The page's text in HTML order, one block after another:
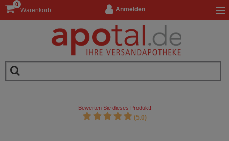
Anmelden
Warenkorb
0
Bewerten Sie dieses Produkt!
(5.0)